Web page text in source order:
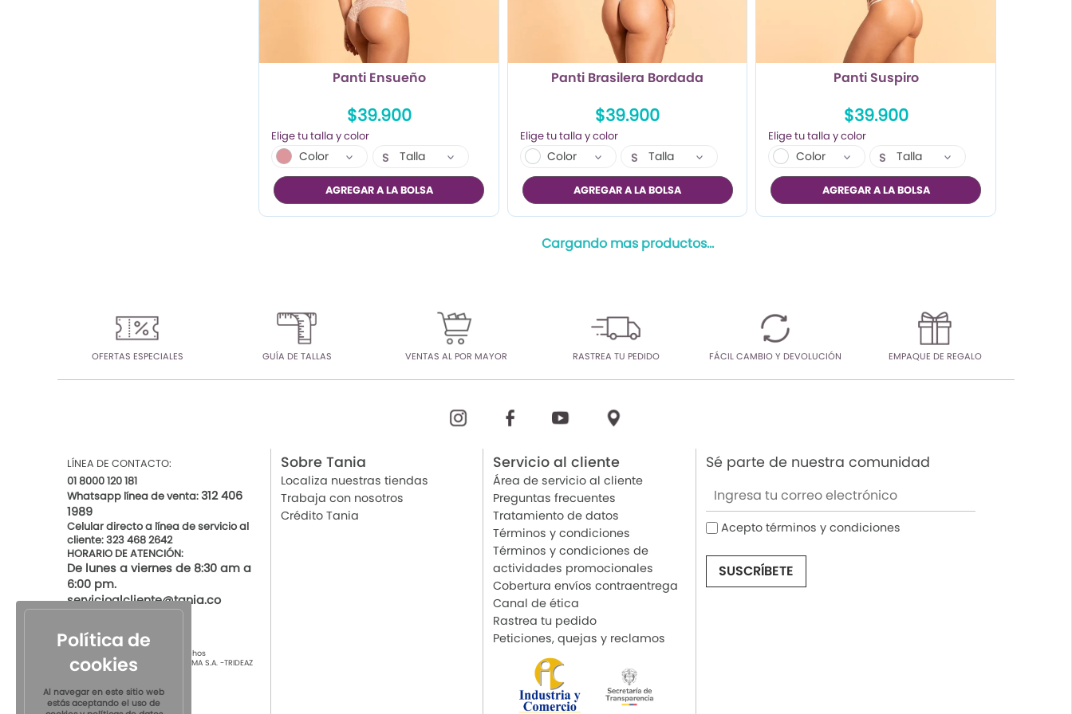
Panti Ensueño
$39.900
Color
S
M
L
Talla
AGREGAR A LA BOLSA
Panti Brasilera Bordada
$39.900
Color
S
M
L
Talla
AGREGAR A LA BOLSA
Panti Suspiro
$39.900
Color
S
M
L
Talla
AGREGAR A LA BOLSA
Cargando mas productos...
OFERTAS ESPECIALES GUÍA DE TALLAS VENTAS AL POR MAYOR RASTREA TU PEDIDO FÁCIL CAMBIO Y DEVOLUCIÓN EMPAQUE DE REGALO
LÍNEA DE CONTACTO:
01 8000 120 181
Whatsapp línea de venta:312 406
1989
Celular directo a línea de servicio al
cliente: 323 468 2642
HORARIO DE ATENCIÓN:
De lunes a viernes de 8:30 am a
6:00 pm.
servicioalcliente@tania.co
© 2021 por Tania Todos los derechos
ReservadosTIENDAS DE ROPA INTIMA S.A. -TRIDEAZ
S.A. Nit 890.901.218-4
Sobre Tania
Localiza nuestras tiendas
Trabaja con nosotros
Crédito Tania
Servicio al cliente
Área de servicio al cliente
Preguntas frecuentes
Tratamiento de datos
Términos y condiciones
Términos y condiciones de
actividades promocionales
Cobertura envíos contraentrega
Canal de ética
Rastrea tu pedido
Peticiones, quejas y reclamos
Sé parte de nuestra comunidad
Acepto términos y condiciones
Política de
cookies
Al navegar en este sitio web
estás aceptando el uso de